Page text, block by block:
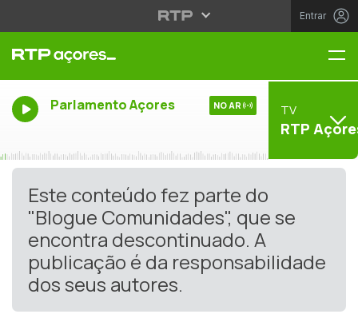
Entrar
Parlamento Açores NO AR TV
RTP
Este conteúdo fez parte do
"Blogue Comunidades", que se
encontra descontinuado. A
publicação é da responsabilidade
dos seus autores.